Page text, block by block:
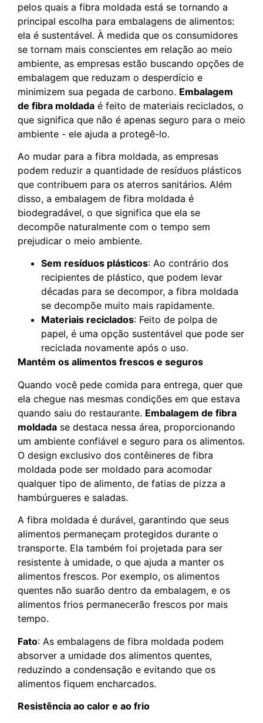
pelos quais a fibra moldada está se tornando a
principal escolha para embalagens de alimentos:
ela é sustentável. À medida que os consumidores
se tornam mais conscientes em relação ao meio
ambiente, as empresas estão buscando opções de
embalagem que reduzam o desperdício e
minimizem sua pegada de carbono. Embalagem
de fibra moldada é feito de materiais reciclados, o
que significa que não é apenas seguro para o meio
ambiente - ele ajuda a protegê-lo.
Ao mudar para a fibra moldada, as empresas
podem reduzir a quantidade de resíduos plásticos
que contribuem para os aterros sanitários. Além
disso, a embalagem de fibra moldada é
biodegradável, o que significa que ela se
decompõe naturalmente com o tempo sem
prejudicar o meio ambiente.
Sem resíduos plásticos: Ao contrário dos
recipientes de plástico, que podem levar
décadas para se decompor, a fibra moldada
se decompõe muito mais rapidamente.
Materiais reciclados: Feito de polpa de
papel, é uma opção sustentável que pode ser
reciclada novamente após o uso.
Mantém os alimentos frescos e seguros
Quando você pede comida para entrega, quer que
ela chegue nas mesmas condições em que estava
quando saiu do restaurante. Embalagem de fibra
moldada se destaca nessa área, proporcionando
um ambiente confiável e seguro para os alimentos.
O design exclusivo dos contêineres de fibra
moldada pode ser moldado para acomodar
qualquer tipo de alimento, de fatias de pizza a
hambúrgueres e saladas.
A fibra moldada é durável, garantindo que seus
alimentos permaneçam protegidos durante o
transporte. Ela também foi projetada para ser
resistente à umidade, o que ajuda a manter os
alimentos frescos. Por exemplo, os alimentos
quentes não suarão dentro da embalagem, e os
alimentos frios permanecerão frescos por mais
tempo.
Fato: As embalagens de fibra moldada podem
absorver a umidade dos alimentos quentes,
reduzindo a condensação e evitando que os
alimentos fiquem encharcados.
Resistência ao calor e ao frio